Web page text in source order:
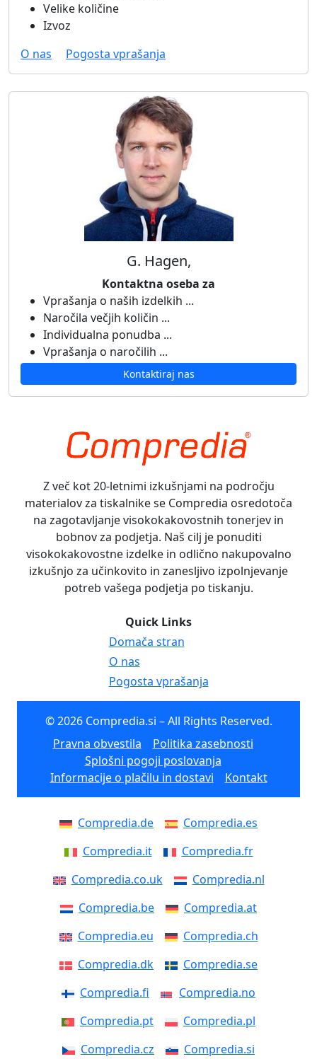
Velike količine
Izvoz
O nas
Pogosta vprašanja
G. Hagen,
Kontaktna oseba za
Vprašanja o naših izdelkih ...
Naročila večjih količin ...
Individualna ponudba ...
Vprašanja o naročilih ...
Kontaktiraj nas
Z več kot 20-letnimi izkušnjami na področju
materialov za tiskalnike se Compredia osredotoča
na zagotavljanje visokokakovostnih tonerjev in
bobnov za podjetja. Naš cilj je ponuditi
visokokakovostne izdelke in odlično nakupovalno
izkušnjo za učinkovito in zanesljivo izpolnjevanje
potreb vašega podjetja po tiskanju.
Quick Links
Domača stran
O nas
Pogosta vprašanja
© 2026 Compredia.si – All Rights Reserved.
Pravna obvestila
Politika zasebnosti
Splošni pogoji poslovanja
Informacije o plačilu in dostavi
Kontakt
Compredia.de
Compredia.es
Compredia.it
Compredia.fr
Compredia.co.uk
Compredia.nl
Compredia.be
Compredia.at
Compredia.eu
Compredia.ch
Compredia.dk
Compredia.se
Compredia.fi
Compredia.no
Compredia.pt
Compredia.pl
Compredia.cz
Compredia.si